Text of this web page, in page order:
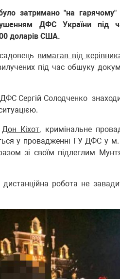
затримано "на гарячому"
ДФС України під
доларів США.
вимагав від
під час обшуку
Сергій Солодченко
Дон Кіхот, кримінальне
у провадженні ГУ ДФС у
зі своїм підлеглим
робота не